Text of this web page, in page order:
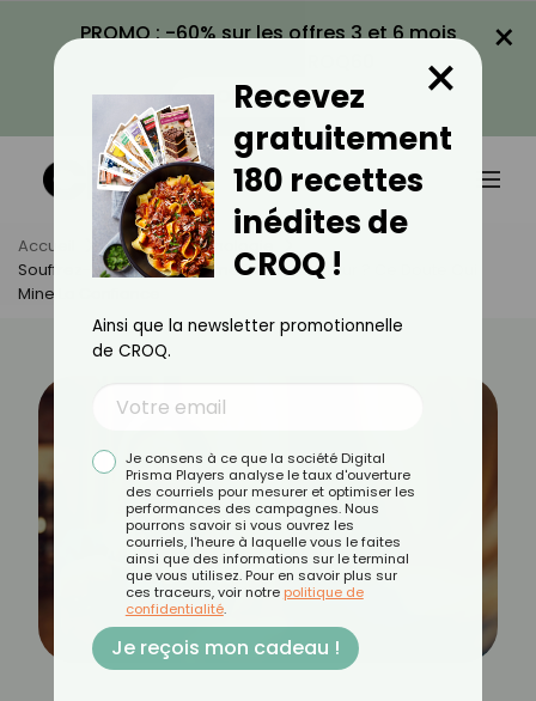
PROMO : -60% sur les offres 3 et 6 mois
VOIR LA PROMO
×
Accueil Actus
Psychologie
Souffrez-Vous Du Syndrome De L’imposteur ? Ce Doute Qui
Mine La Confiance
Recevez
gratuitement
180 recettes
inédites de
CROQ !
×
Ainsi que la newsletter promotionnelle
de CROQ.
Je consens à ce que la société Digital
Prisma Players analyse le taux d'ouverture
des courriels pour mesurer et optimiser les
performances des campagnes. Nous
pourrons savoir si vous ouvrez les
courriels, l'heure à laquelle vous le faites
ainsi que des informations sur le terminal
que vous utilisez. Pour en savoir plus sur
ces traceurs, voir notre politique de
confidentialité.
Je reçois mon cadeau !